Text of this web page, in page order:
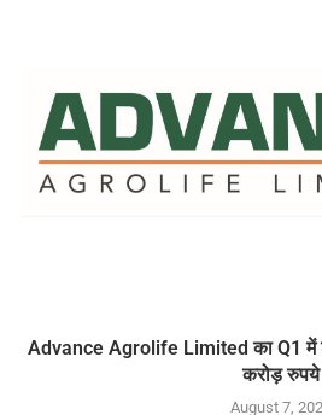
Advance Agrolife Limited का Q1 में
करोड़ रुपये
August 7,